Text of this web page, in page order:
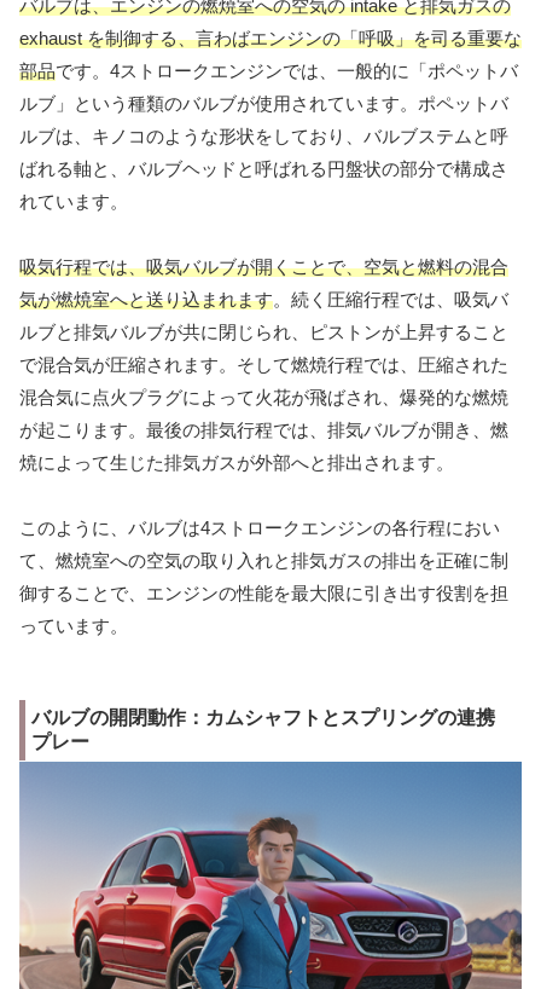
バルブは、エンジンの燃焼室への空気の intake と排気ガスの
exhaust を制御する、言わばエンジンの「呼吸」を司る重要な
部品です。4ストロークエンジンでは、一般的に「ポペットバ
ルブ」という種類のバルブが使用されています。ポペットバ
ルブは、キノコのような形状をしており、バルブステムと呼
ばれる軸と、バルブヘッドと呼ばれる円盤状の部分で構成さ
れています。
吸気行程では、吸気バルブが開くことで、空気と燃料の混合
気が燃焼室へと送り込まれます。続く圧縮行程では、吸気バ
ルブと排気バルブが共に閉じられ、ピストンが上昇すること
で混合気が圧縮されます。そして燃焼行程では、圧縮された
混合気に点火プラグによって火花が飛ばされ、爆発的な燃焼
が起こります。最後の排気行程では、排気バルブが開き、燃
焼によって生じた排気ガスが外部へと排出されます。
このように、バルブは4ストロークエンジンの各行程におい
て、燃焼室への空気の取り入れと排気ガスの排出を正確に制
御することで、エンジンの性能を最大限に引き出す役割を担
っています。
バルブの開閉動作：カムシャフトとスプリングの連携
プレー